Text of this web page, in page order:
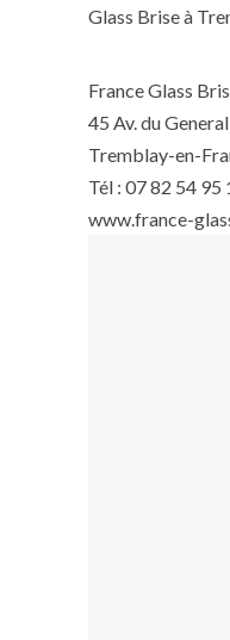
Glass Brise à
France Glass
45 Av. du
Tremblay-en-
Tél : 07 82 54 95
www.france-